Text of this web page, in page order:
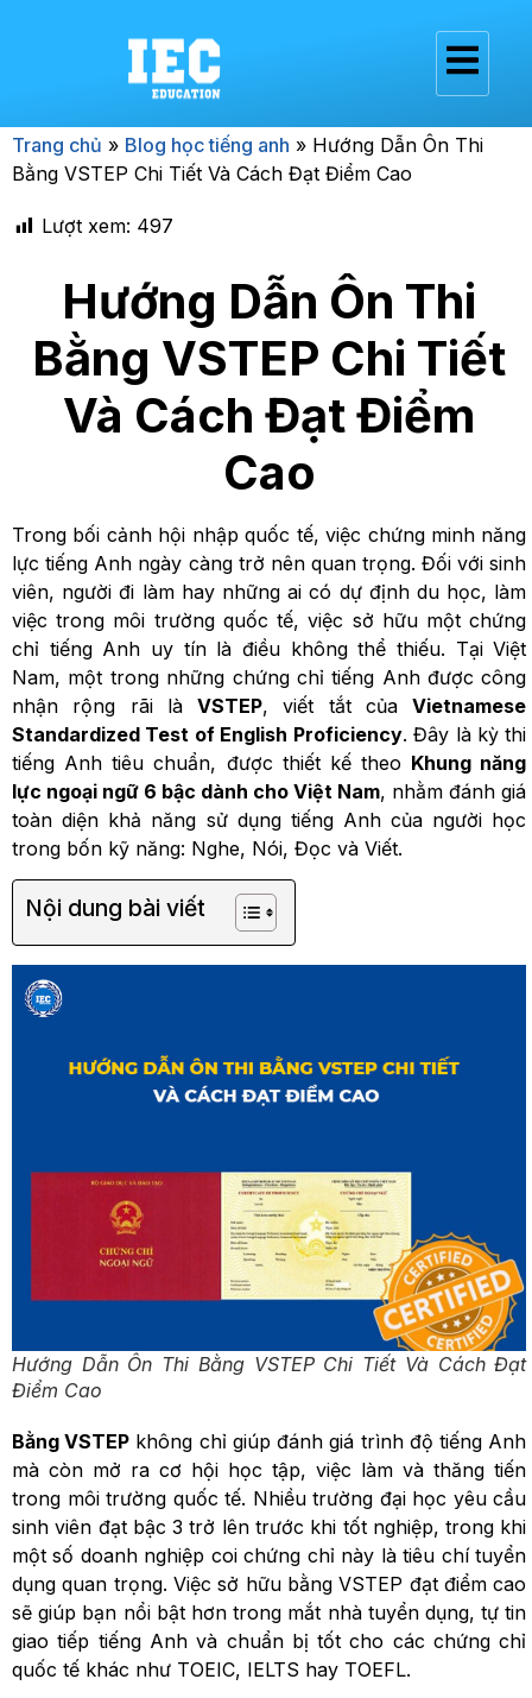
Trang chủ » Blog học tiếng anh » Hướng Dẫn Ôn Thi
Bằng VSTEP Chi Tiết Và Cách Đạt Điểm Cao
Lượt xem: 497
Hướng Dẫn Ôn Thi
Bằng VSTEP Chi Tiết
Và Cách Đạt Điểm
Cao
Trong bối cảnh hội nhập quốc tế, việc chứng minh năng
lực tiếng Anh ngày càng trở nên quan trọng. Đối với sinh
viên, người đi làm hay những ai có dự định du học, làm
việc trong môi trường quốc tế, việc sở hữu một chứng
chỉ tiếng Anh uy tín là điều không thể thiếu. Tại Việt
Nam, một trong những chứng chỉ tiếng Anh được công
nhận rộng rãi làVSTEP, viết tắt củaVietnamese
Standardized Test of English Proficiency. Đây là kỳ thi
tiếng Anh tiêu chuẩn, được thiết kế theo Khung năng
lực ngoại ngữ 6 bậc dành cho Việt Nam, nhằm đánh giá
toàn diện khả năng sử dụng tiếng Anh của người học
trong bốn kỹ năng: Nghe, Nói, Đọc và Viết.
Nội dung bài viết
Hướng Dẫn Ôn Thi Bằng VSTEP Chi Tiết Và Cách Đạt
Điểm Cao
Bằng VSTEP không chỉ giúp đánh giá trình độ tiếng Anh
mà còn mở ra cơ hội học tập, việc làm và thăng tiến
trong môi trường quốc tế. Nhiều trường đại học yêu cầu
sinh viên đạt bậc 3 trở lên trước khi tốt nghiệp, trong khi
một số doanh nghiệp coi chứng chỉ này là tiêu chí tuyển
dụng quan trọng. Việc sở hữu bằng VSTEP đạt điểm cao
sẽ giúp bạn nổi bật hơn trong mắt nhà tuyển dụng, tự tin
giao tiếp tiếng Anh và chuẩn bị tốt cho các chứng chỉ
quốc tế khác như TOEIC, IELTS hay TOEFL.